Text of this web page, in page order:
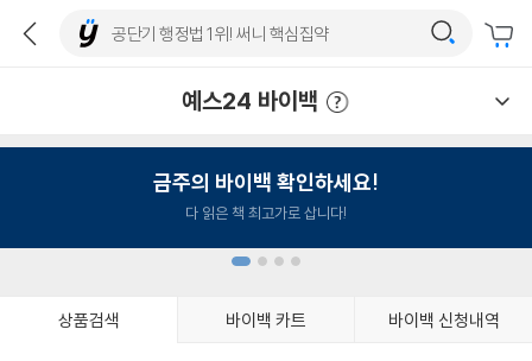
예스24 바이백
금주의 바이백 확인하세요!
다 읽은 책 최고가로 삽니다!
상품검색 바이백 카트 바이백 신청내역